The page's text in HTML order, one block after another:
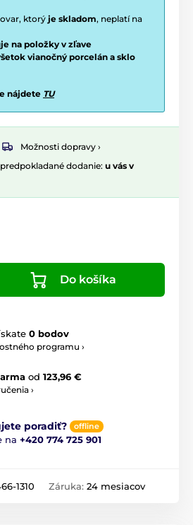
ktorý je skladom, neplatí na
na položky v zľave
vianočný porcelán a sklo
nájdete TU
Možnosti dopravy ›
dodanie: u vás v
Do košíka
0 bodov
programu ›
od 123,96 €
›
poradiť? offline
na +420 774 725 901
1310 Záruka: 24 mesiacov